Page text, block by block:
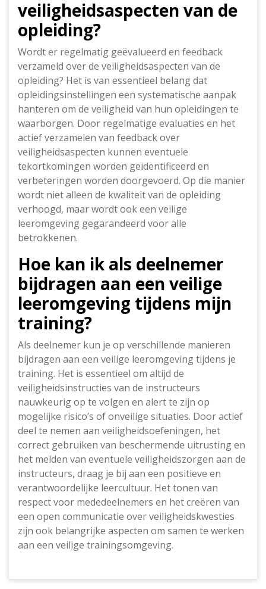
veiligheidsaspecten van de
opleiding?
Wordt er regelmatig geëvalueerd en feedback
verzameld over de veiligheidsaspecten van de
opleiding? Het is van essentieel belang dat
opleidingsinstellingen een systematische aanpak
hanteren om de veiligheid van hun opleidingen te
waarborgen. Door regelmatige evaluaties en het
actief verzamelen van feedback over
veiligheidsaspecten kunnen eventuele
tekortkomingen worden geïdentificeerd en
verbeteringen worden doorgevoerd. Op die manier
wordt niet alleen de kwaliteit van de opleiding
verhoogd, maar wordt ook een veilige
leeromgeving gegarandeerd voor alle
betrokkenen.
Hoe kan ik als deelnemer
bijdragen aan een veilige
leeromgeving tijdens mijn
training?
Als deelnemer kun je op verschillende manieren
bijdragen aan een veilige leeromgeving tijdens je
training. Het is essentieel om altijd de
veiligheidsinstructies van de instructeurs
nauwkeurig op te volgen en alert te zijn op
mogelijke risico’s of onveilige situaties. Door actief
deel te nemen aan veiligheidsoefeningen, het
correct gebruiken van beschermende uitrusting en
het melden van eventuele veiligheidszorgen aan de
instructeurs, draag je bij aan een positieve en
verantwoordelijke leercultuur. Het tonen van
respect voor mededeelnemers en het creëren van
een open communicatie over veiligheidskwesties
zijn ook belangrijke aspecten om samen te werken
aan een veilige trainingsomgeving.